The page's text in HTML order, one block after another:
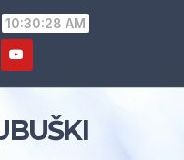
10:30:29 AM